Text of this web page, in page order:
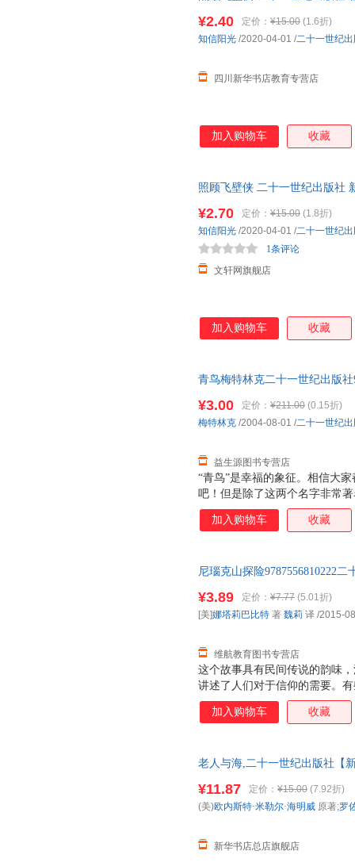
¥2.40 定价： ¥15.00 (1.6折)
四川新华书店教育专营店
知信阳光 /2020-04-01 /二十一世纪
加入购物车 收藏
照顾飞壁侠 二十一世纪出版社
¥2.70 定价： ¥15.00 (1.8折)
文轩网旗舰店
1条评论
知信阳光 /2020-04-01 /二十一世纪
加入购物车 收藏
青鸟梅特林克二十一世纪出版
“青鸟”是幸福的象征。相信大
吧！但是除了这两个名字非常
义。只有表面的“幸福”不能算
在“回忆之国”以及关押幽灵、
¥3.00 定价： ¥211.00 (0.15折)
益生源图书专营店
梅特林克 /2004-08-01 /二十一世纪
加入购物车 收藏
尼瑙克山探险9787556810222
这个故事具有民间传说的韵味
讲述了人们对于信仰的需要。
大多数村民对于尼瑙克山怪兽
山发现了怪兽之吼的秘密。伊
择，只是看你是否愿意真相。
¥3.89 定价： ¥7.77 (5.01折)
维航教育图书专营店
[美]娜塔莉巴比特 著 魏莉 译 /2015-
加入购物车 收藏
老人与海,二十一世纪出版社【
¥11.87 定价： ¥15.00 (7.92折)
新华书店总店旗舰店
(美)欧内斯特·米勒尔·海明威 原著;罗